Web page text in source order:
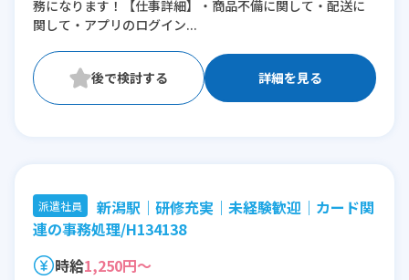
10:00〜19:00(休憩1:00)
11:00〜20:00(休憩1:00)
12:00〜21:00(休憩1:00)
13:00〜22:00(休憩1:00)
14:00〜23:00(休憩1:00)
15:00〜翌0:00(休憩1:00)
務になります！【仕事詳細】・商品不備に関して・配送に
関して・アプリのログイン...
詳細を見る
派遣社員
新潟駅｜研修充実｜未経験歓迎｜カード関
連の事務処理/H134138
時給1,250円～